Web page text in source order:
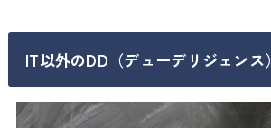
IT以外のDD（デューデリジェンス）